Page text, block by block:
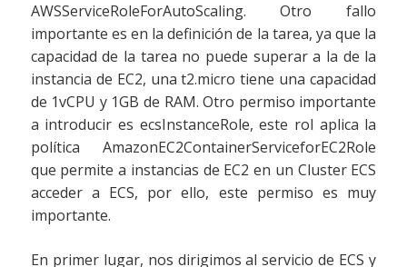
AWSServiceRoleForAutoScaling. Otro fallo
importante es en la definición de la tarea, ya que la
capacidad de la tarea no puede superar a la de la
instancia de EC2, una t2.micro tiene una capacidad
de 1vCPU y 1GB de RAM. Otro permiso importante
a introducir es ecsInstanceRole, este rol aplica la
política AmazonEC2ContainerServiceforEC2Role
que permite a instancias de EC2 en un Cluster ECS
acceder a ECS, por ello, este permiso es muy
importante.
En primer lugar, nos dirigimos al servicio de ECS y